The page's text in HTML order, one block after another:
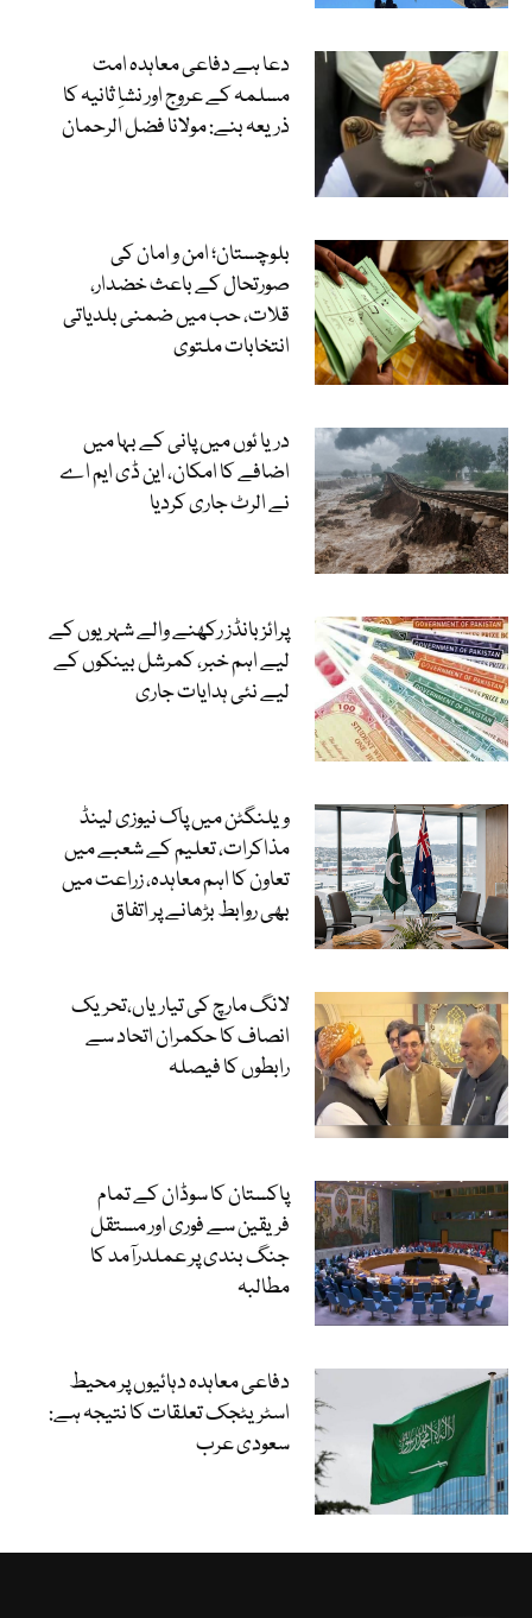
دعا ہے دفاعی معاہدہ امت
مسلمہ کے عروج اور نشاِ ثانیہ کا
ذریعہ بنے: مولانا فضل الرحمان
بلوچستان؛ امن و امان کی
صورتحال کے باعث خضدار،
قلات، حب میں ضمنی بلدیاتی
انتخابات ملتوی
دریا ئوں میں پانی کے بہا میں
اضافے کا امکان، این ڈی ایم اے
نے الرٹ جاری کردیا
پرائز بانڈز رکھنے والے شہریوں کے
لیے اہم خبر، کمرشل بینکوں کے
لیے نئی ہدایات جاری
ویلنگٹن میں پاک نیوزی لینڈ
مذاکرات، تعلیم کے شعبے میں
تعاون کا اہم معاہدہ، زراعت میں
بھی روابط بڑھانے پر اتفاق
لانگ مارچ کی تیاریاں،تحریک
انصاف کا حکمران اتحاد سے
رابطوں کا فیصلہ
پاکستان کا سوڈان کے تمام
فریقین سے فوری اور مستقل
جنگ بندی پر عملدرآمد کا
مطالبہ
دفاعی معاہدہ دہائیوں پر محیط
اسٹریٹجک تعلقات کا نتیجہ ہے:
سعودی عرب